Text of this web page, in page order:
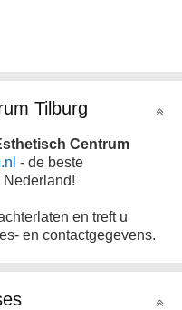
Tilburg
Centrum
- de beste
en treft u
en contactgegevens.